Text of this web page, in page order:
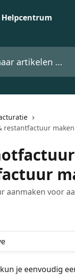
...
restantfactuur maken
aanmaken voor
je eenvoudig